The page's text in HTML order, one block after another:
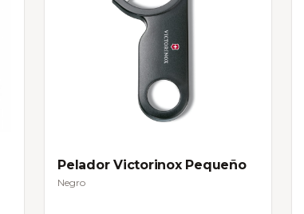
Pelador Victorinox Pequeño
Negro